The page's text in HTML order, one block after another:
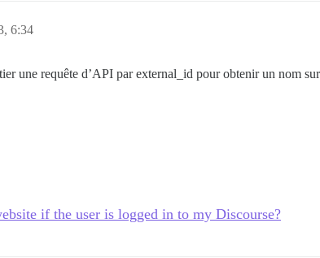
6:34
une requête d’API par external_id pour obtenir un nom
if the user is logged in to my Discourse?